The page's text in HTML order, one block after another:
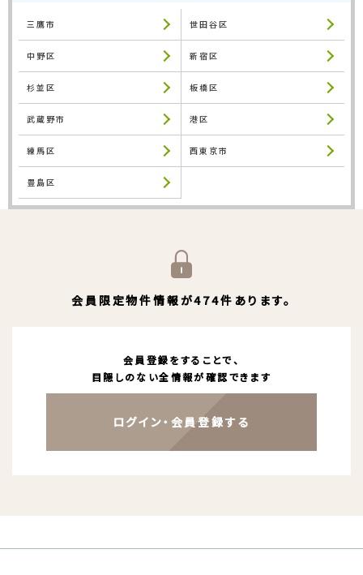
三鷹市 世田谷区
中野区 新宿区
杉並区 板橋区
武蔵野市 港区
練馬区 西東京市
豊島区
会員限定物件情報が474件あります。
会員登録をすることで、
目隠しのない全情報が確認できます
ログイン・会員登録する